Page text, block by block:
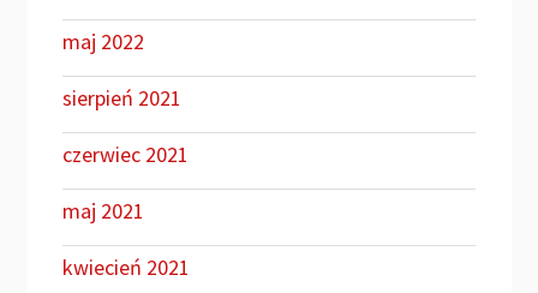
maj 2022
sierpień 2021
czerwiec 2021
maj 2021
kwiecień 2021